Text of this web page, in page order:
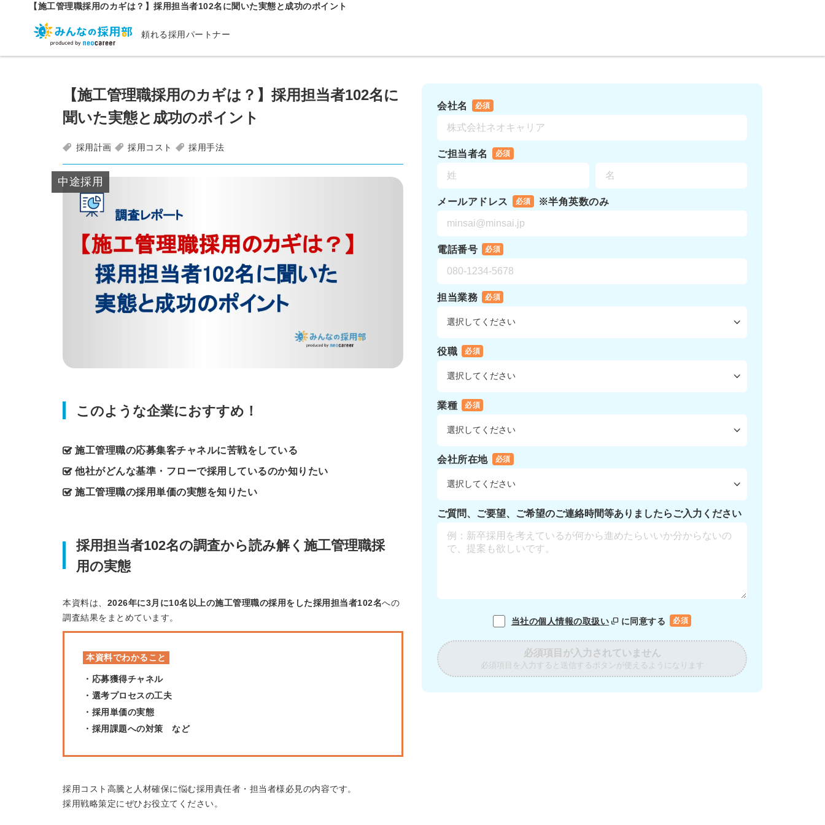
【施工管理職採用のカギは？】採用担当者102名に聞いた実態と成功のポイント
頼れる採用パートナー
【施工管理職採用のカギは？】採用担当者102名に
聞いた実態と成功のポイント
採用計画 採用コスト 採用手法
中途採用
このような企業におすすめ！
施工管理職の応募集客チャネルに苦戦をしている
他社がどんな基準・フローで採用しているのか知りたい
施工管理職の採用単価の実態を知りたい
採用担当者102名の調査から読み解く施工管理職採
用の実態
本資料は、 2026年に3月に10名以上の施工管理職の採用をした採用担当者102名への
調査結果をまとめています。
本資料でわかること
・応募獲得チャネル
・選考プロセスの工夫
・採用単価の実態
・採用課題への対策 など
採用コスト高騰と人材確保に悩む採用責任者・担当者様必見の内容です。
採用戦略策定にぜひお役立てください。
会社名 必須
ご担当者名 必須
メールアドレス 必須 ※半角英数のみ
電話番号 必須
担当業務 必須
役職 必須
業種 必須
会社所在地 必須
ご質問、ご要望、ご希望のご連絡時間等ありましたらご入力ください
当社の個人情報の取扱い に同意する 必須
必須項目が入力されていません
必須項目を入力すると送信するボタンが使えるようになります